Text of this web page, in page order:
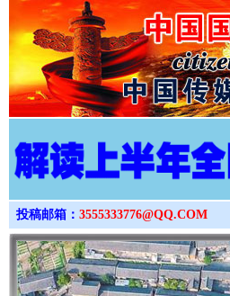
投稿邮箱： 3555333776@QQ.COM